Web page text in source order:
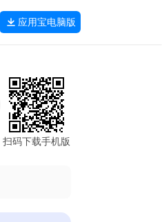
应用宝电脑版
扫码下载手机版